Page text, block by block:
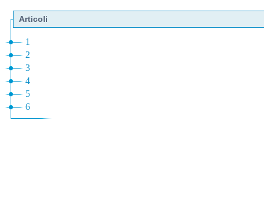
Articoli
1
2
3
4
5
6